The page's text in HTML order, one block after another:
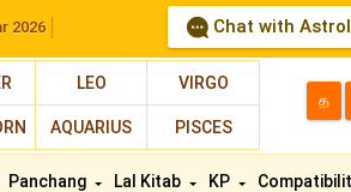
2026 Chat with
LEO VIRGO
AQUARIUS PISCES
த
Panchang Lal Kitab KP